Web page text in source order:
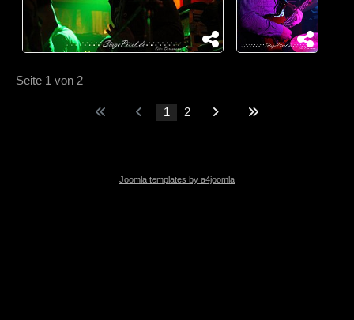
Seite 1 von 2
1 2
Joomla templates by a4joomla